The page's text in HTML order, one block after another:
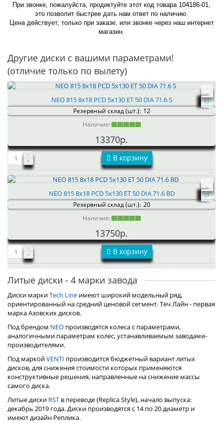
При звонке, пожалуйста, продиктуйте этот код товара 104186-01,
это позволит быстрее дать нам ответ по наличию.
Цена действует, только при заказе, или звонке через наш интернет
магазин.
Другие диски с вашими параметрами!
(отличие только по вылету)
NEO 815 8x18 PCD 5x130 ET 50 DIA 71.6 S
Резервный склад (шт.): 12
Наличие:
13370р.
В корзину
NEO 815 8x18 PCD 5x130 ET 50 DIA 71.6 BD
Резервный склад (шт.): 20
Наличие:
13750р.
В корзину
Литые диски - 4 марки завода
Диски маркиTech Line имеют широкий модельный ряд,
ориентированный на средний ценовой сегмент. Теч Лайн - первая
марка Азовских дисков.
Под брендом NEO производятся колеса с параметрами,
аналогичными параметрам колес, устанавливаемым заводами-
производителями.
Под маркойVENTI производится бюджетный вариант литых
дисков, для снижения стоимости которых применяются
конструктивные решения, направленные на снижение массы
самого диска.
Литые диски RST в переводе (Replica Style), начало выпуска:
декабрь 2019 года. Диски производятся с 14 по 20 диаметр и
имеют дизайн Реплика.